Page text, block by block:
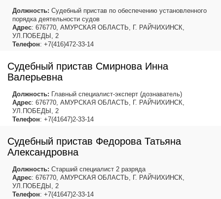
Должность: Судебный пристав по обеспечению установленного
порядка деятельности судов
Адрес: 676770, АМУРСКАЯ ОБЛАСТЬ, Г. РАЙЧИХИНСК,
УЛ.ПОБЕДЫ, 2
Телефон: +7(416)472-33-14
Судебный пристав Смирнова Инна
Валерьевна
Должность: Главный специалист-эксперт (дознаватель)
Адрес: 676770, АМУРСКАЯ ОБЛАСТЬ, Г. РАЙЧИХИНСК,
УЛ.ПОБЕДЫ, 2
Телефон: +7(41647)2-33-14
Судебный пристав Федорова Татьяна
Александровна
Должность: Старший специалист 2 разряда
Адрес: 676770, АМУРСКАЯ ОБЛАСТЬ, Г. РАЙЧИХИНСК,
УЛ.ПОБЕДЫ, 2
Телефон: +7(41647)2-33-14